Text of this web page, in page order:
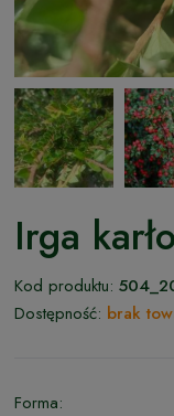
Irga
Kod produktu:
Dostępność: brak
Forma: